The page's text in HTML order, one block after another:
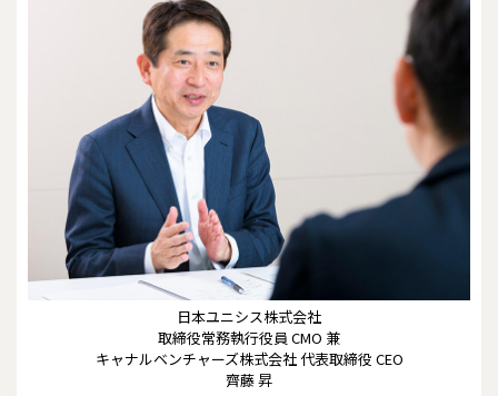
日本ユニシス株式会社
取締役常務執行役員 CMO 兼
キャナルベンチャーズ株式会社 代表取締役 CEO
齊藤 昇